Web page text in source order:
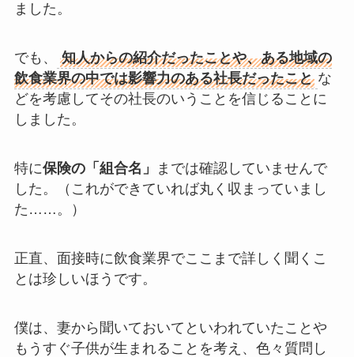
ました。
でも、 知人からの紹介だったことや、ある地域の
飲食業界の中では影響力のある社長だったこと な
どを考慮してその社長のいうことを信じることに
しました。
特に保険の「組合名」 までは確認していませんで
した。（これができていれば丸く収まっていまし
た……。）
正直、面接時に飲食業界でここまで詳しく聞くこ
とは珍しいほうです。
僕は、妻から聞いておいてといわれていたことや
もうすぐ子供が生まれることを考え、色々質問し